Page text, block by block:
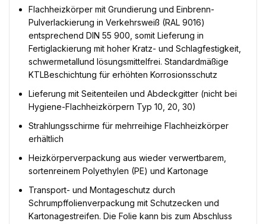
Flachheizkörper mit Grundierung und Einbrenn-
Pulverlackierung in Verkehrsweiß (RAL 9016)
entsprechend DIN 55 900, somit Lieferung in
Fertiglackierung mit hoher Kratz- und Schlagfestigkeit,
schwermetallund lösungsmittelfrei. Standardmäßige
KTLBeschichtung für erhöhten Korrosionsschutz
Lieferung mit Seitenteilen und Abdeckgitter (nicht bei
Hygiene-Flachheizkörpern Typ 10, 20, 30)
Strahlungsschirme für mehrreihige Flachheizkörper
erhältlich
Heizkörperverpackung aus wieder verwertbarem,
sortenreinem Polyethylen (PE) und Kartonage
Transport- und Montageschutz durch
Schrumpffolienverpackung mit Schutzecken und
Kartonagestreifen. Die Folie kann bis zum Abschluss